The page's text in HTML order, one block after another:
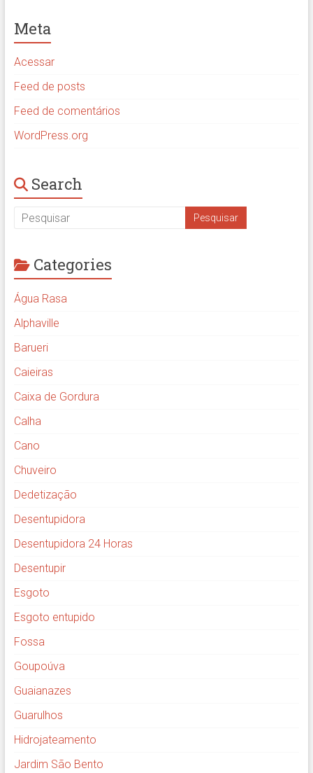
Meta
Acessar
Feed de posts
Feed de comentários
WordPress.org
Search
Categories
Água Rasa
Alphaville
Barueri
Caieiras
Caixa de Gordura
Calha
Cano
Chuveiro
Dedetização
Desentupidora
Desentupidora 24 Horas
Desentupir
Esgoto
Esgoto entupido
Fossa
Goupoúva
Guaianazes
Guarulhos
Hidrojateamento
Jardim São Bento